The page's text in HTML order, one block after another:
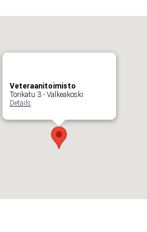
Veteraanitoimisto
Torikatu 3 - Valkeakoski
Details